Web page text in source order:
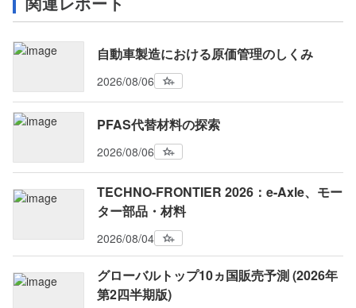
自動車製造における原価管理のしくみ
2026/08/06
PFAS代替材料の探索
2026/08/06
TECHNO-FRONTIER 2026：e-Axle、モー
ター部品・材料
2026/08/04
グローバルトップ10ヵ国販売予測 (2026年
第2四半期版)